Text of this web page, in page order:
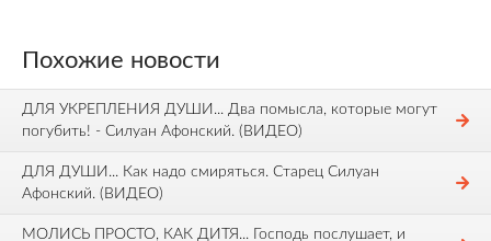
Похожие новости
ДЛЯ УКРЕПЛЕНИЯ ДУШИ... Два помысла, которые могут
погубить! - Силуан Афонский. (ВИДЕО)
ДЛЯ ДУШИ... Как надо смиряться. Старец Силуан
Афонский. (ВИДЕО)
МОЛИСЬ ПРОСТО, КАК ДИТЯ... Господь послушает, и